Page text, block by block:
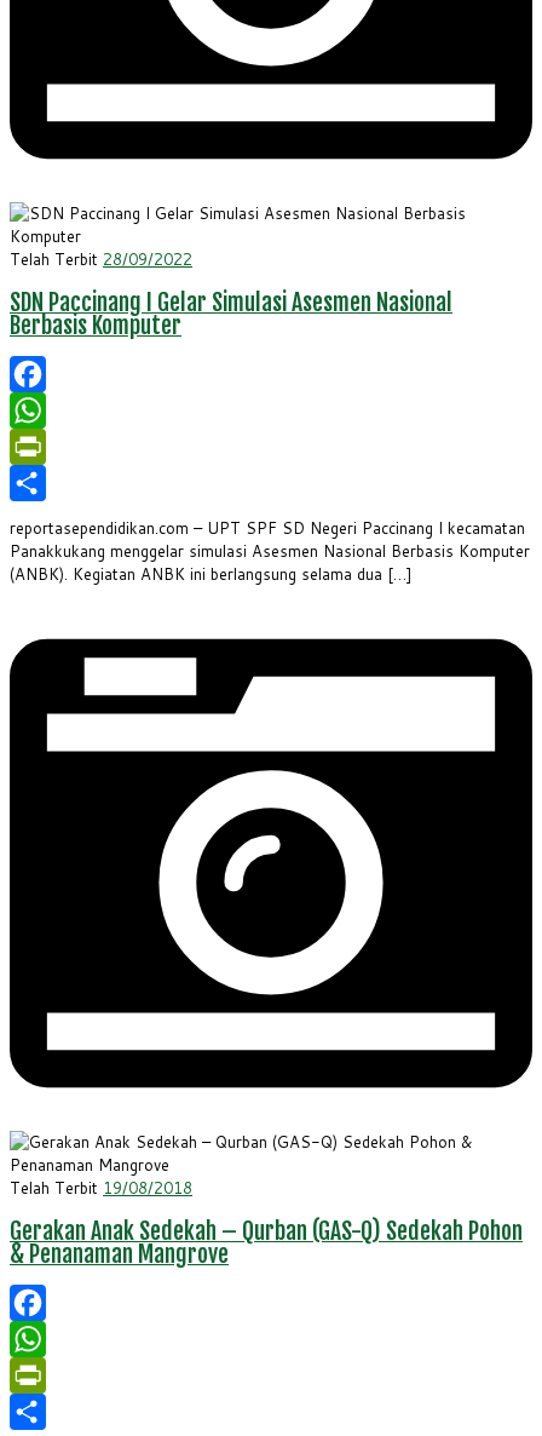
Telah Terbit 28/09/2022
SDN Paccinang I Gelar Simulasi Asesmen Nasional
Berbasis Komputer
Facebook
WhatsApp
PrintFriendly
Share
reportasependidikan.com – UPT SPF SD Negeri Paccinang I kecamatan
Panakkukang menggelar simulasi Asesmen Nasional Berbasis Komputer
(ANBK). Kegiatan ANBK ini berlangsung selama dua […]
Telah Terbit 19/08/2018
Gerakan Anak Sedekah – Qurban (GAS-Q) Sedekah Pohon
& Penanaman Mangrove
Facebook
WhatsApp
PrintFriendly